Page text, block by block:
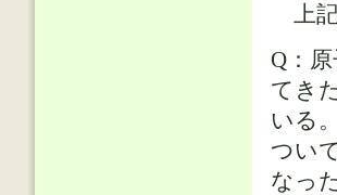
上記
Q：
てき
いる
つい
なっ